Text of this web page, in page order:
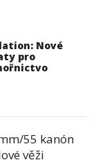
Nové
pro
55 kanón
věži